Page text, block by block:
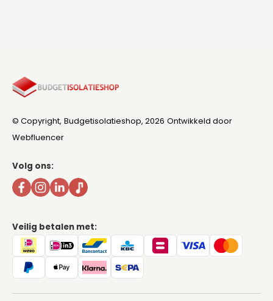
© Copyright, Budgetisolatieshop, 2026 Ontwikkeld door
Webfluencer
Volg ons:
Veilig betalen met: